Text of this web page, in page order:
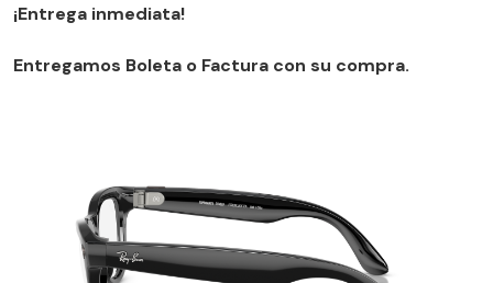
¡Entrega inmediata!
Entregamos Boleta o Factura con su compra.